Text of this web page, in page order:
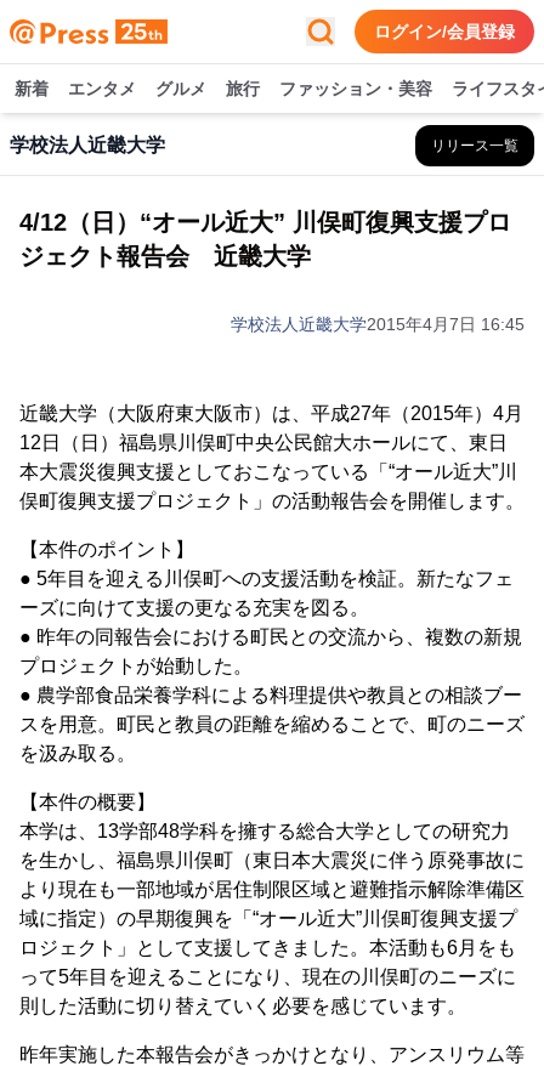
ログイン/会員登録
新着 エンタメ グルメ 旅行 ファッション・美容 ライフスタ
学校法人近畿大学 リリース一覧
4/12（日）“オール近大” 川俣町復興支援プロ
ジェクト報告会 近畿大学
学校法人近畿大学2015年4月7日 16:45
近畿大学（大阪府東大阪市）は、平成27年（2015年）4月
12日（日）福島県川俣町中央公民館大ホールにて、東日
本大震災復興支援としておこなっている「“オール近大”川
俣町復興支援プロジェクト」の活動報告会を開催します。
【本件のポイント】
● 5年目を迎える川俣町への支援活動を検証。新たなフェ
ーズに向けて支援の更なる充実を図る。
● 昨年の同報告会における町民との交流から、複数の新規
プロジェクトが始動した。
● 農学部食品栄養学科による料理提供や教員との相談ブー
スを用意。町民と教員の距離を縮めることで、町のニーズ
を汲み取る。
【本件の概要】
本学は、13学部48学科を擁する総合大学としての研究力
を生かし、福島県川俣町（東日本大震災に伴う原発事故に
より現在も一部地域が居住制限区域と避難指示解除準備区
域に指定）の早期復興を「“オール近大”川俣町復興支援プ
ロジェクト」として支援してきました。本活動も6月をも
って5年目を迎えることになり、現在の川俣町のニーズに
則した活動に切り替えていく必要を感じています。
昨年実施した本報告会がきっかけとなり、アンスリウム等